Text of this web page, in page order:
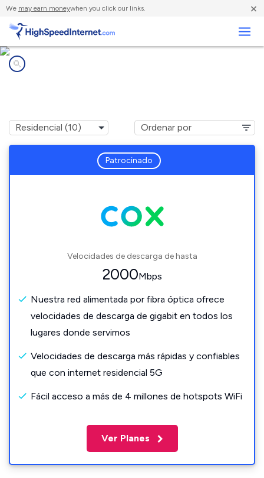
We may earn moneywhen you click our links. ×
Patrocinado
Velocidades de descarga de hasta
2000Mbps
Nuestra red alimentada por fibra óptica ofrece
velocidades de descarga de gigabit en todos los
lugares donde servimos
Velocidades de descarga más rápidas y confiables
que con internet residencial 5G
Fácil acceso a más de 4 millones de hotspots WiFi
Ver Planes